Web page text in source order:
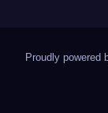
Proudly powered